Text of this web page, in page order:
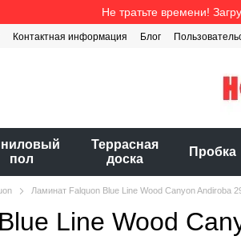
Не тратьте времени!
Контактная информация Блог
пол
Террасная
доска
Пробка
Ламинат Falquon Blue Line Wood Canyon Andiroba
Line Wood